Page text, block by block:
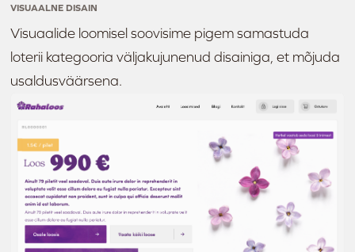
VISUAALNE DISAIN
Visuaalide loomisel soovisime pigem samastuda
loterii kategooria väljakujunenud disainiga, et mõjuda
usaldusväärsena.